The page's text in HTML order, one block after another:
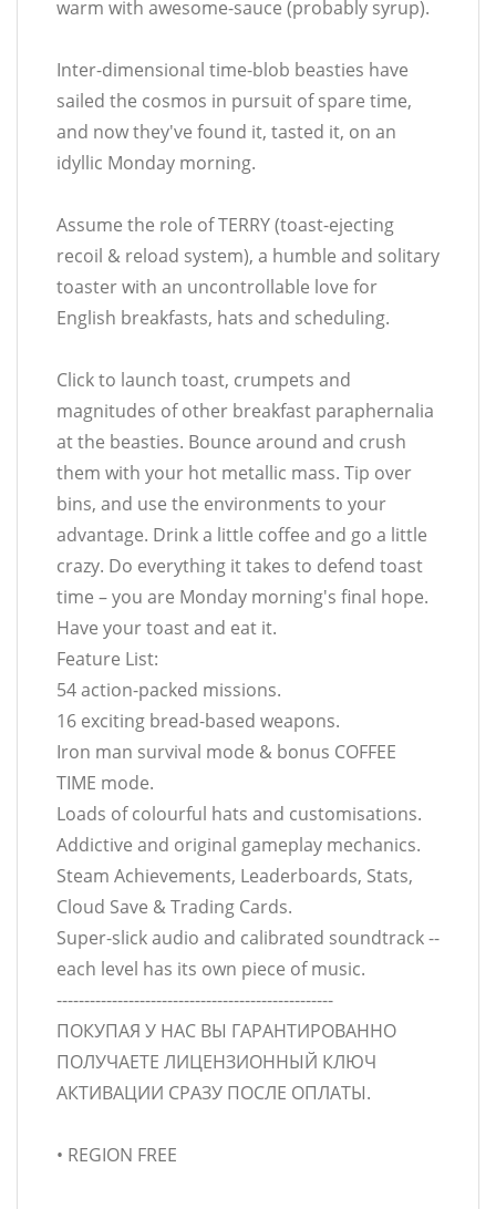
warm with awesome-sauce (probably syrup).
Inter-dimensional time-blob beasties have
sailed the cosmos in pursuit of spare time,
and now they've found it, tasted it, on an
idyllic Monday morning.
Assume the role of TERRY (toast-ejecting
recoil & reload system), a humble and solitary
toaster with an uncontrollable love for
English breakfasts, hats and scheduling.
Click to launch toast, crumpets and
magnitudes of other breakfast paraphernalia
at the beasties. Bounce around and crush
them with your hot metallic mass. Tip over
bins, and use the environments to your
advantage. Drink a little coffee and go a little
crazy. Do everything it takes to defend toast
time – you are Monday morning's final hope.
Have your toast and eat it.
Feature List:
54 action-packed missions.
16 exciting bread-based weapons.
Iron man survival mode & bonus COFFEE
TIME mode.
Loads of colourful hats and customisations.
Addictive and original gameplay mechanics.
Steam Achievements, Leaderboards, Stats,
Cloud Save & Trading Cards.
Super-slick audio and calibrated soundtrack --
each level has its own piece of music.
--------------------------------------------------
ПОКУПАЯ У НАС ВЫ ГАРАНТИРОВАННО
ПОЛУЧАЕТЕ ЛИЦЕНЗИОННЫЙ КЛЮЧ
АКТИВАЦИИ СРАЗУ ПОСЛЕ ОПЛАТЫ.
• REGION FREE